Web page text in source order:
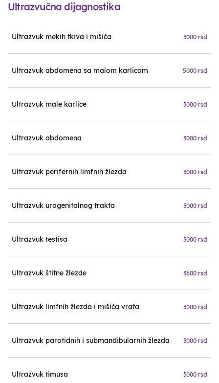
Ultrazvučna dijagnostika
Ultrazvuk mekih tkiva i mišića 3000 rsd
Ultrazvuk abdomena sa malom karlicom 5000 rsd
Ultrazvuk male karlice 3000 rsd
Ultrazvuk abdomena 3000 rsd
Ultrazvuk perifernih limfnih žlezda 3000 rsd
Ultrazvuk urogenitalnog trakta 3000 rsd
Ultrazvuk testisa 3000 rsd
Ultrazvuk štitne žlezde 3600 rsd
Ultrazvuk limfnih žlezda i mišića vrata 3000 rsd
Ultrazvuk parotidnih i submandibularnih žlezda 3000 rsd
Ultrazvuk timusa 3000 rsd